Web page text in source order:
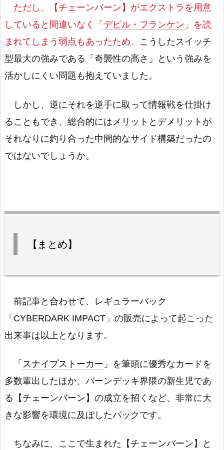
ただし、【チェーンバーン】がエクストラを用意
していると間違いなく「 デビル・フランケン 」を読
まれてしまう弱点もあったため、 こうしたスイッチ
型最大の強みである「奇襲性の高さ」という強みを
活かしにくい問題も抱えていました。
しかし、逆にそれを逆手に取って情報戦を仕掛け
ることもでき、総合的にはメリットとデメリットが
それなりに釣り合った中間的なサイド構築だったの
ではないでしょうか。
【まとめ】
前記事と合わせて、レギュラーパック
「CYBERDARK IMPACT」の販売によって起こった
出来事は以上となります。
「 スナイプストーカー 」を筆頭に優秀なカードを
多数輩出したほか、バーンデッキ界隈の新生児であ
る【チェーンバーン】の成立を招くなど、非常に大
きな影響を環境に及ぼしたパックです。
ちなみに、ここで生まれた【チェーンバーン】と